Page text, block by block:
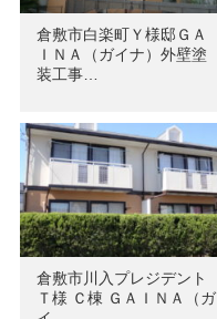
倉敷市白楽町Ｙ様邸ＧＡ
ＩＮＡ（ガイナ）外壁塗
装工事…
倉敷市川入プレジデント
Ｔ様 Ｃ棟 ＧＡＩＮＡ（ガ